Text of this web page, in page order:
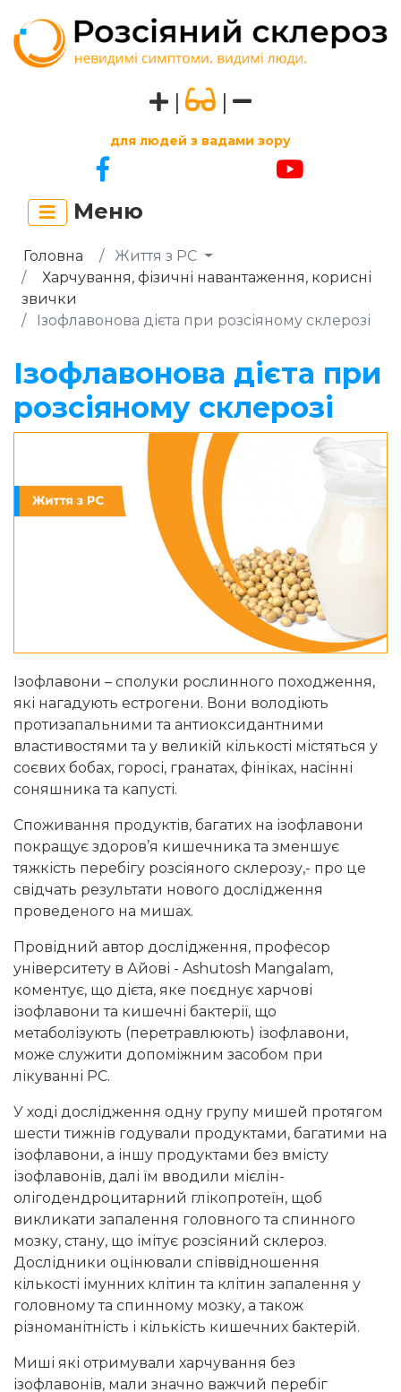
| |
для людей з вадами зору
Меню
Головна
Життя з РС
Харчування, фізичні навантаження, корисні
звички
Ізофлавонова дієта при розсіяному склерозі
Ізофлавонова дієта при
розсіяному склерозі
Ізофлавони – сполуки рослинного походження,
які нагадують естрогени. Вони володіють
протизапальними та антиоксидантними
властивостями та у великій кількості містяться у
соєвих бобах, горосі, гранатах, фініках, насінні
соняшника та капусті.
Споживання продуктів, багатих на ізофлавони
покращує здоров’я кишечника та зменшує
тяжкість перебігу розсіяного склерозу,- про це
свідчать результати нового дослідження
проведеного на мишах.
Провідний автор дослідження, професор
університету в Айові - Ashutosh Mangalam,
коментує, що дієта, яке поєднує харчові
ізофлавони та кишечні бактерії, що
метаболізують (перетравлюють) ізофлавони,
може служити допоміжним засобом при
лікуванні РС.
У ході дослідження одну групу мишей протягом
шести тижнів годували продуктами, багатими на
ізофлавони, а іншу продуктами без вмісту
ізофлавонів, далі їм вводили мієлін-
олігодендроцитарний глікопротеїн, щоб
викликати запалення головного та спинного
мозку, стану, що імітує розсіяний склероз.
Дослідники оцінювали співвідношення
кількості імунних клітин та клітин запалення у
головному та спинному мозку, а також
різноманітність і кількість кишечних бактерій.
Миші які отримували харчування без
ізофлавонів, мали значно важчий перебіг